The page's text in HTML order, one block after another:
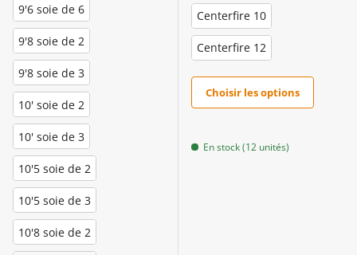
9'6 soie de 6
9'8 soie de 2
9'8 soie de 3
10' soie de 2
10' soie de 3
10'5 soie de 2
10'5 soie de 3
10'8 soie de 2
Centerfire 10
Centerfire 12
Choisir les options
En stock (12 unités)